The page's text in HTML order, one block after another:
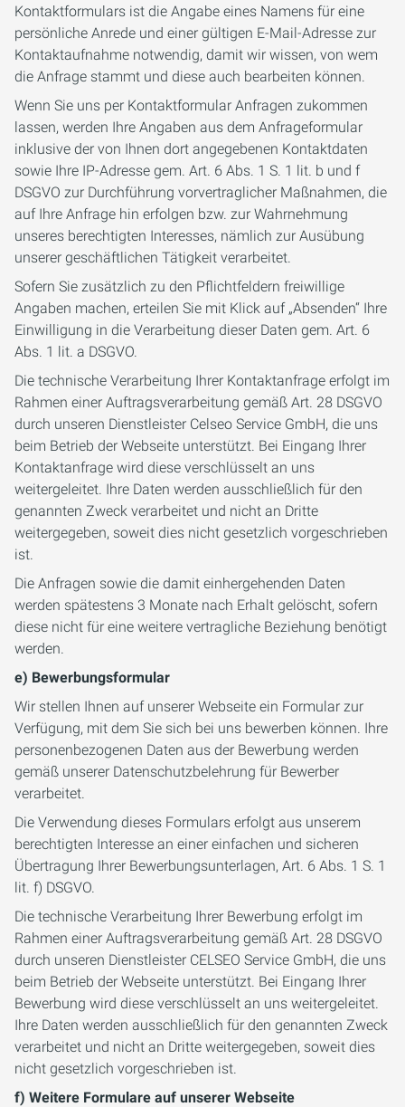
Kontaktformulars ist die Angabe eines Namens für eine
persönliche Anrede und einer gültigen E-Mail-Adresse zur
Kontaktaufnahme notwendig, damit wir wissen, von wem
die Anfrage stammt und diese auch bearbeiten können.
Wenn Sie uns per Kontaktformular Anfragen zukommen
lassen, werden Ihre Angaben aus dem Anfrageformular
inklusive der von Ihnen dort angegebenen Kontaktdaten
sowie Ihre IP-Adresse gem. Art. 6 Abs. 1 S. 1 lit. b und f
DSGVO zur Durchführung vorvertraglicher Maßnahmen, die
auf Ihre Anfrage hin erfolgen bzw. zur Wahrnehmung
unseres berechtigten Interesses, nämlich zur Ausübung
unserer geschäftlichen Tätigkeit verarbeitet.
Sofern Sie zusätzlich zu den Pflichtfeldern freiwillige
Angaben machen, erteilen Sie mit Klick auf „Absenden“ Ihre
Einwilligung in die Verarbeitung dieser Daten gem. Art. 6
Abs. 1 lit. a DSGVO.
Die technische Verarbeitung Ihrer Kontaktanfrage erfolgt im
Rahmen einer Auftragsverarbeitung gemäß Art. 28 DSGVO
durch unseren Dienstleister Celseo Service GmbH, die uns
beim Betrieb der Webseite unterstützt. Bei Eingang Ihrer
Kontaktanfrage wird diese verschlüsselt an uns
weitergeleitet. Ihre Daten werden ausschließlich für den
genannten Zweck verarbeitet und nicht an Dritte
weitergegeben, soweit dies nicht gesetzlich vorgeschrieben
ist.
Die Anfragen sowie die damit einhergehenden Daten
werden spätestens 3 Monate nach Erhalt gelöscht, sofern
diese nicht für eine weitere vertragliche Beziehung benötigt
werden.
e) Bewerbungsformular
Wir stellen Ihnen auf unserer Webseite ein Formular zur
Verfügung, mit dem Sie sich bei uns bewerben können. Ihre
personenbezogenen Daten aus der Bewerbung werden
gemäß unserer Datenschutzbelehrung für Bewerber
verarbeitet.
Die Verwendung dieses Formulars erfolgt aus unserem
berechtigten Interesse an einer einfachen und sicheren
Übertragung Ihrer Bewerbungsunterlagen, Art. 6 Abs. 1 S. 1
lit. f) DSGVO.
Die technische Verarbeitung Ihrer Bewerbung erfolgt im
Rahmen einer Auftragsverarbeitung gemäß Art. 28 DSGVO
durch unseren Dienstleister CELSEO Service GmbH, die uns
beim Betrieb der Webseite unterstützt. Bei Eingang Ihrer
Bewerbung wird diese verschlüsselt an uns weitergeleitet.
Ihre Daten werden ausschließlich für den genannten Zweck
verarbeitet und nicht an Dritte weitergegeben, soweit dies
nicht gesetzlich vorgeschrieben ist.
f) Weitere Formulare auf unserer Webseite